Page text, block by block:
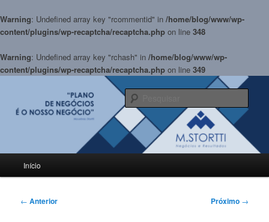
Warning: Undefined array key "rcommentid" in /home/blog/www/wp-
content/plugins/wp-recaptcha/recaptcha.php on line 348
Warning: Undefined array key "rchash" in /home/blog/www/wp-
content/plugins/wp-recaptcha/recaptcha.php on line 349
BLOG M.Stortti
principal
Início
Navegação
← Anterior Próximo →